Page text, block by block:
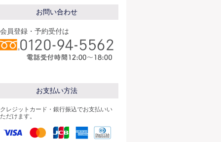
お問い合わせ
会員登録・予約受付は
お支払い方法
クレジットカード・銀行振込でお支払いい
ただけます。